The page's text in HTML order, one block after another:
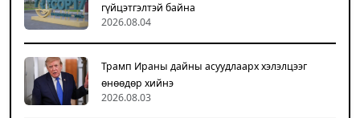
гүйцэтгэлтэй байна
2026.08.04
Трамп Ираны дайны асуудлаарх хэлэлцээг
өнөөдөр хийнэ
2026.08.03